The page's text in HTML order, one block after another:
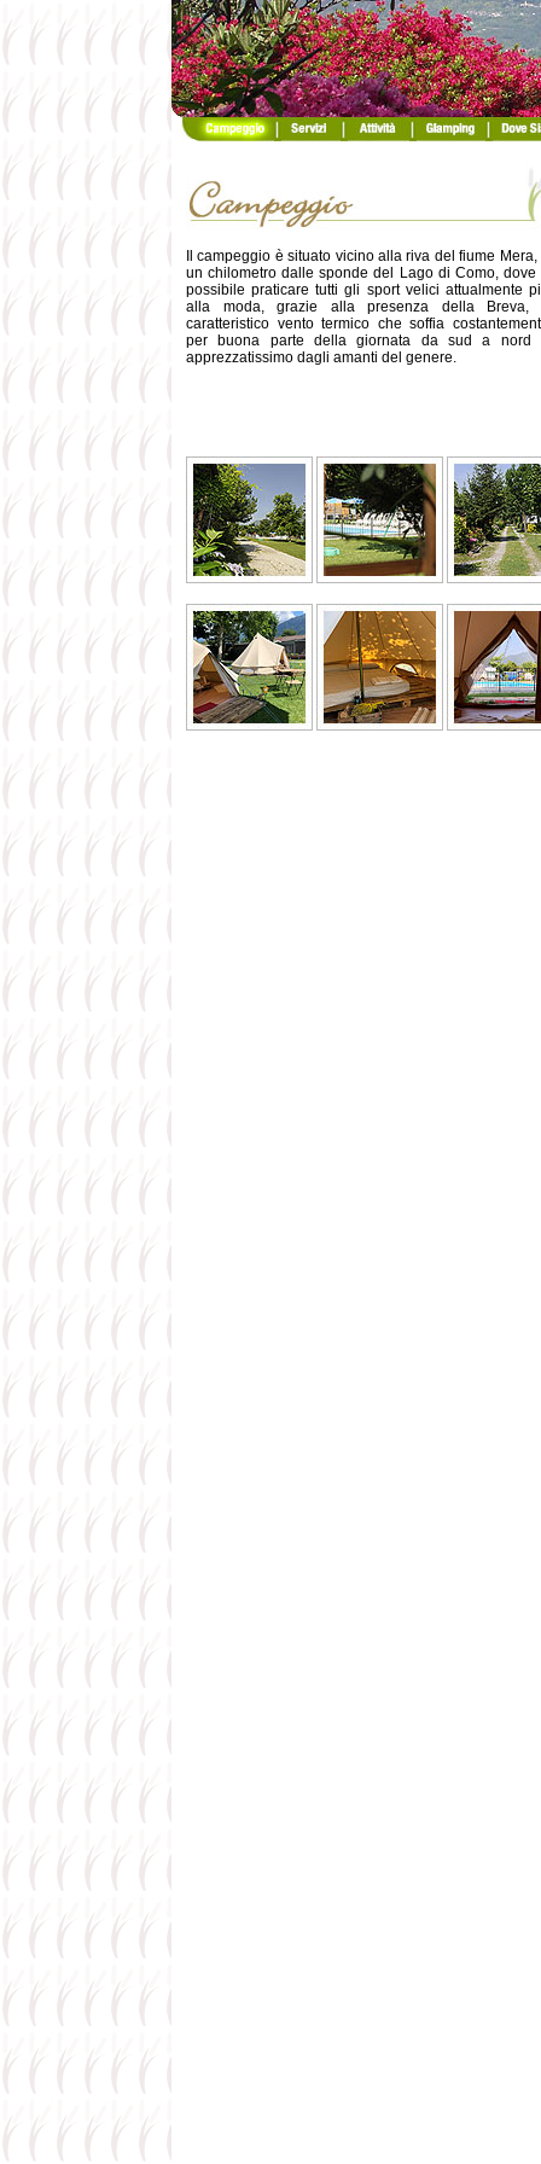
Il campeggio è situato vicino alla riva del fiume Mera,
un chilometro dalle sponde del Lago di Como, dove
possibile praticare tutti gli sport velici attualmente
alla moda, grazie alla presenza della Breva,
caratteristico vento termico che soffia
per buona parte della giornata da sud a nord
apprezzatissimo dagli amanti del genere.